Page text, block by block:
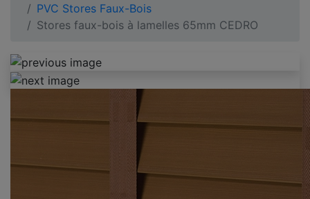
PVC Stores Faux-Bois
Stores faux-bois à lamelles 65mm CEDRO